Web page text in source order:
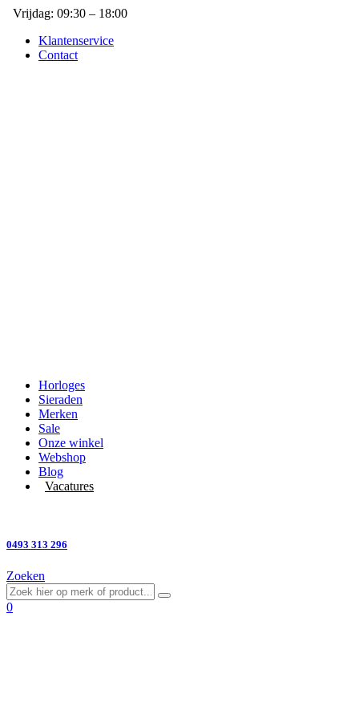
Vrijdag: 09:30 – 18:00
Klantenservice
Contact
Horloges
Sieraden
Merken
Sale
Onze winkel
Webshop
Blog
Vacatures
0493 313 296
Zoeken
0